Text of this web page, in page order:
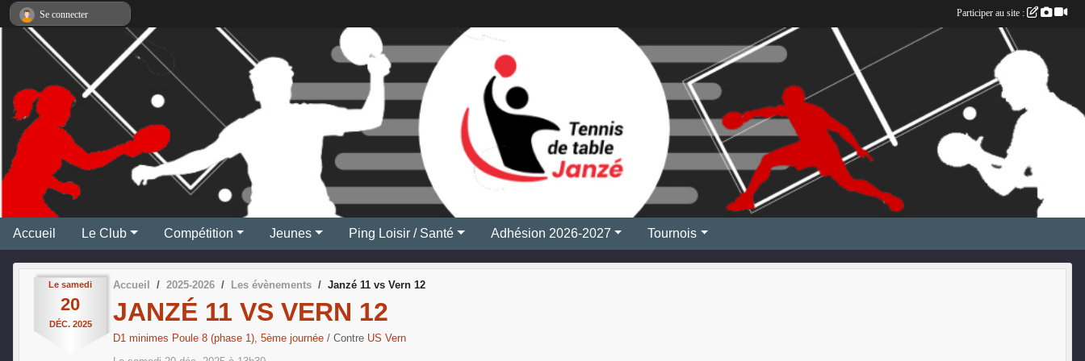
Accueil Le Club Compétition Jeunes Ping Loisir / Santé Adhésion 2026-2027 Tournois
Le samedi
20
DÉC. 2025
Accueil 2025-2026 Les évènements Janzé 11 vs Vern 12
JANZÉ 11 VS VERN 12
D1 minimes Poule 8 (phase 1), 5ème journée / Contre US Vern
Se connecter Participer au site :
Panneau de gestion des cookies